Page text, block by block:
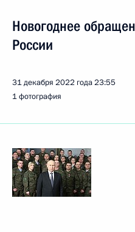
Новогоднее
России
31 декабря 2022 года23:55
1 фотография